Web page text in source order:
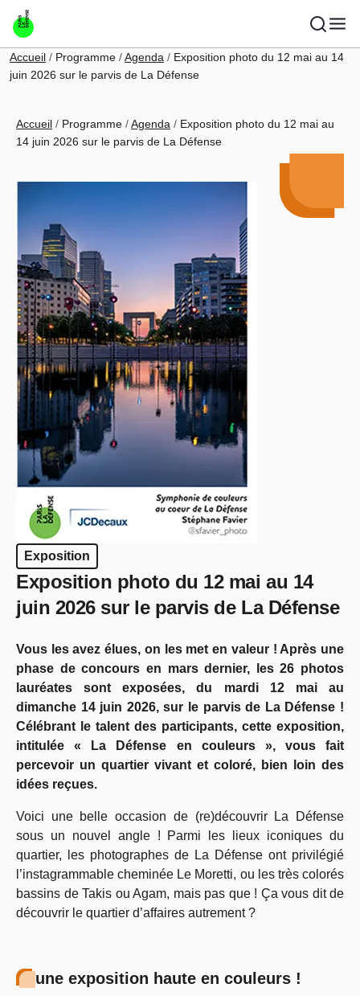
Aller au contenu principal
Fil d'Ariane
Accueil Programme Agenda
Exposition photo du 12 mai au 14
juin 2026 sur le parvis de La Défense
Fil d'Ariane
Accueil Programme Agenda
Exposition photo du 12 mai au
14 juin 2026 sur le parvis de La Défense
Exposition
Exposition photo du 12 mai au 14
juin 2026 sur le parvis de La Défense
Vous les avez élues, on les met en valeur ! Après une
phase de concours en mars dernier, les 26 photos
lauréates sont exposées, du mardi 12 mai au
dimanche 14 juin 2026, sur le parvis de La Défense !
Célébrant le talent des participants, cette exposition,
intitulée « La Défense en couleurs », vous fait
percevoir un quartier vivant et coloré, bien loin des
idées reçues.
Voici une belle occasion de (re)découvrir La Défense
sous un nouvel angle ! Parmi les lieux iconiques du
quartier, les photographes de La Défense ont privilégié
l’instagrammable cheminée Le Moretti, ou les très colorés
bassins de Takis ou Agam, mais pas que ! Ça vous dit de
découvrir le quartier d’affaires autrement ?
une exposition haute en couleurs !